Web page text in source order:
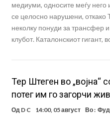
медиуми, односите меѓу
се целосно нарушени,
неколку понуди за трансфер
клубот. Каталонскиот гигант,
Тер Штеген во „војна“
потег им го загорчи
Од D C 14:00, 05 август Во :